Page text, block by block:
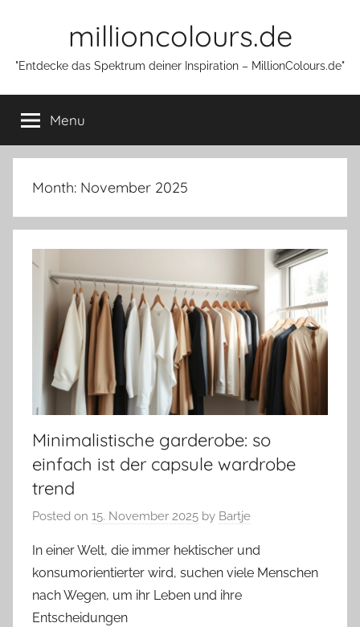
millioncolours.de
"Entdecke das Spektrum deiner Inspiration – MillionColours.de"
Menu
Month: November 2025
Minimalistische garderobe: so
einfach ist der capsule wardrobe
trend
Posted on 15. November 2025 by Bartje
In einer Welt, die immer hektischer und
konsumorientierter wird, suchen viele Menschen
nach Wegen, um ihr Leben und ihre
Entscheidungen